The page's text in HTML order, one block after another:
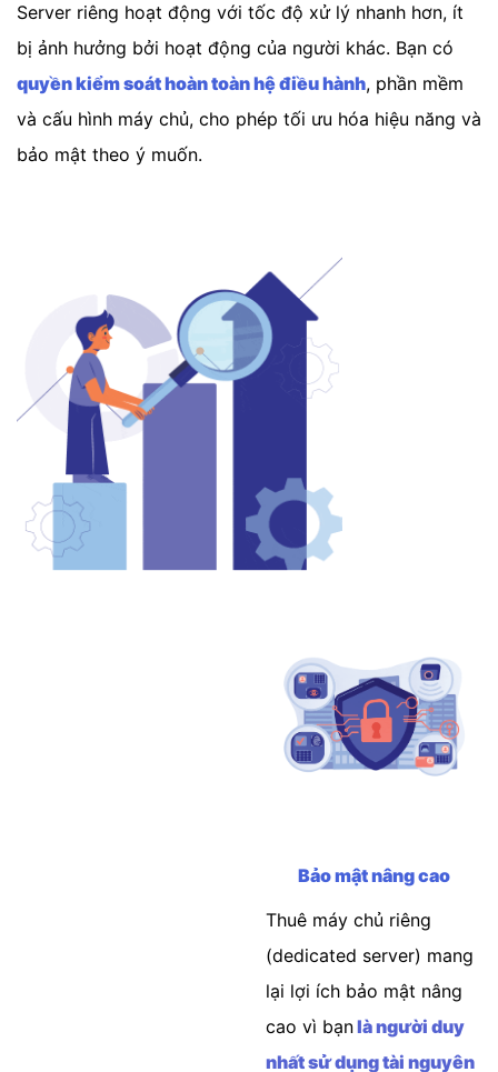
Server riêng hoạt động với tốc độ xử lý nhanh hơn, ít
bị ảnh hưởng bởi hoạt động của người khác. Bạn có
quyền kiểm soát hoàn toàn hệ điều hành, phần mềm
và cấu hình máy chủ, cho phép tối ưu hóa hiệu năng và
bảo mật theo ý muốn.
Bảo mật nâng cao
Thuê máy chủ riêng
(dedicated server) mang
lại lợi ích bảo mật nâng
cao vì bạnlà người duy
nhất sử dụng tài nguyên